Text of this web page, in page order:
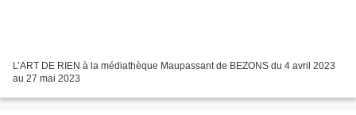
L’ART DE RIEN à la médiathèque Maupassant de BEZONS du 4 avril 2023
au 27 mai 2023